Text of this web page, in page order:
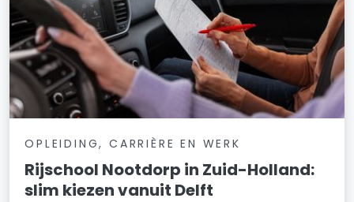
OPLEIDING, CARRIÈRE EN WERK
Rijschool Nootdorp in Zuid-Holland:
slim kiezen vanuit Delft